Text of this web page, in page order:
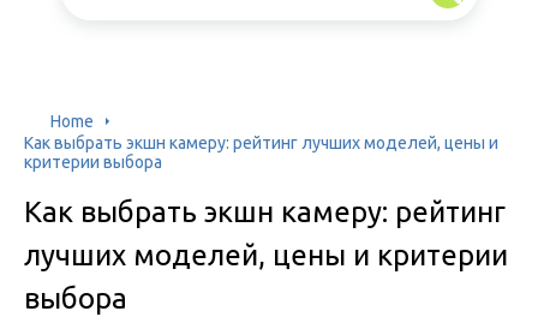
Home
Как выбрать экшн камеру: рейтинг лучших моделей, цены и
критерии выбора
Как выбрать экшн камеру: рейтинг
лучших моделей, цены и критерии
выбора